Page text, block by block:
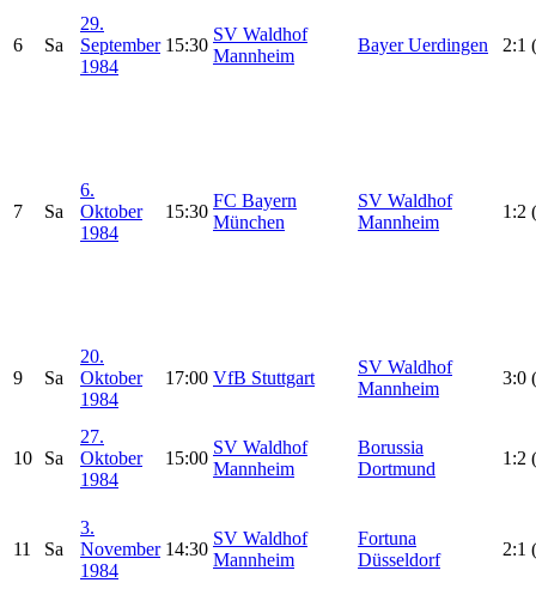
6 Sa
29.
September
1984
15:30
SV Waldhof
Mannheim
Bayer Uerdingen 2:1
7 Sa
6.
Oktober
1984
15:30
FC Bayern
München
SV Waldhof
Mannheim
1:2
9 Sa
20.
Oktober
1984
17:00 VfB Stuttgart
SV Waldhof
Mannheim
3:0
10 Sa
27.
Oktober
1984
15:00
SV Waldhof
Mannheim
Borussia
Dortmund
1:2
11 Sa
3.
November
1984
14:30
SV Waldhof
Mannheim
Fortuna
Düsseldorf
2:1